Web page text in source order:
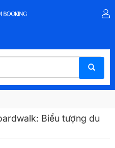
Biểu tượng du